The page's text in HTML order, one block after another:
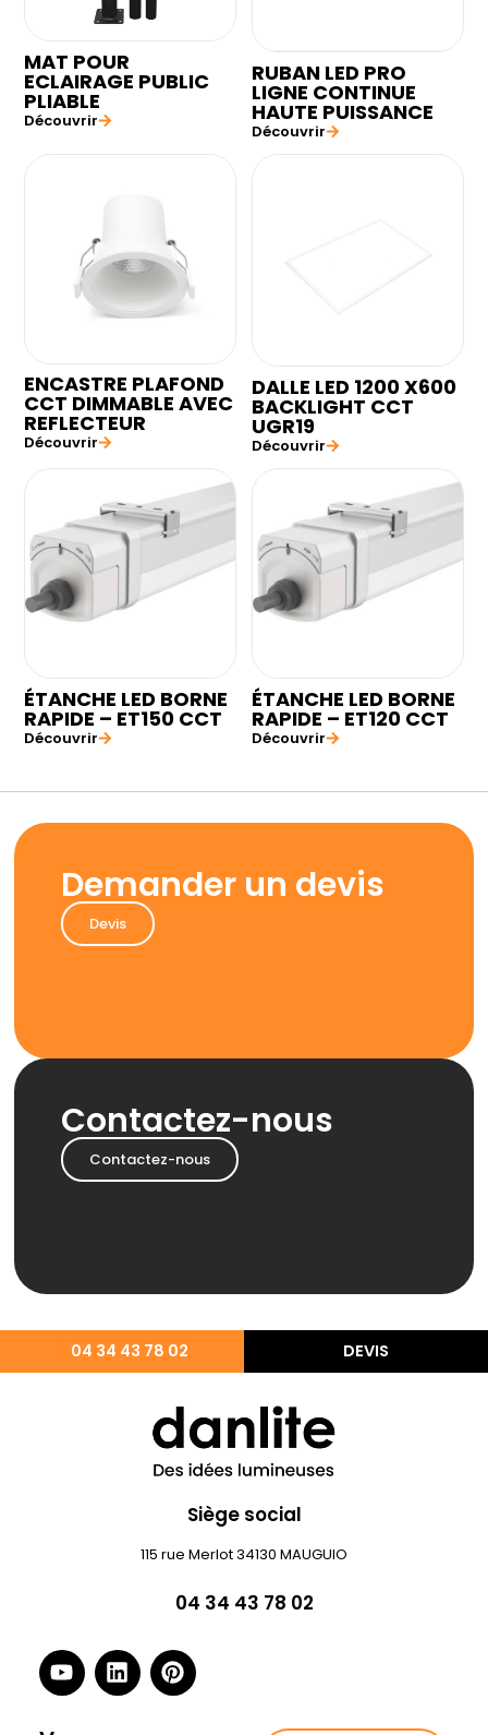
MAT POUR
ECLAIRAGE PUBLIC
PLIABLE
Découvrir
RUBAN LED PRO
LIGNE CONTINUE
HAUTE PUISSANCE
Découvrir
ENCASTRE PLAFOND
CCT DIMMABLE AVEC
REFLECTEUR
Découvrir
DALLE LED 1200 X600
BACKLIGHT CCT
UGR19
Découvrir
ÉTANCHE LED BORNE
RAPIDE – ET150 CCT
Découvrir
ÉTANCHE LED BORNE
RAPIDE – ET120 CCT
Découvrir
Demander un devis
Devis
Contactez-nous
Contactez-nous
04 34 43 78 02 DEVIS
Siège social
115 rue Merlot 34130 MAUGUIO
04 34 43 78 02